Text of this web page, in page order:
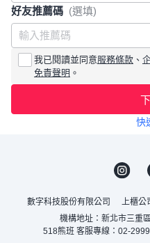
好友推薦碼 (選填)
我已閱讀並同意服務條款 、
免責聲明 。
快
數字科技股份有限公司 上櫃公
機構地址：新北市三重
518熊班 客服專線：02-